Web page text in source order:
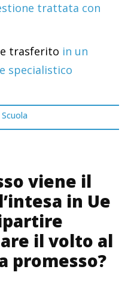
trattata con
trasferito in un
specialistico
Scuola
viene il
in Ue
il volto al
promesso?